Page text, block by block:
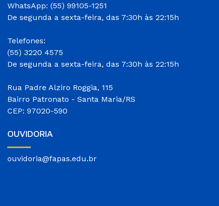
WhatsApp: (55) 99105-1251
De segunda a sexta-feira, das 7:30h às 22:15h
Telefones:
(55) 3220 4575
De segunda a sexta-feira, das 7:30h às 22:15h
Rua Padre Alziro Roggia, 115
Bairro Patronato - Santa Maria/RS
CEP: 97020-590
OUVIDORIA
ouvidoria@fapas.edu.br